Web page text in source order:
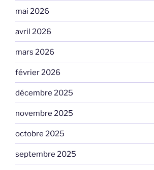
mai 2026
avril 2026
mars 2026
février 2026
décembre 2025
novembre 2025
octobre 2025
septembre 2025